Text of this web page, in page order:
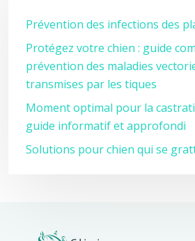
Prévention des infections des
Protégez votre chien : guide
prévention des maladies
transmises par les tiques
Moment optimal pour la
guide informatif et approfondi
Solutions pour chien qui se